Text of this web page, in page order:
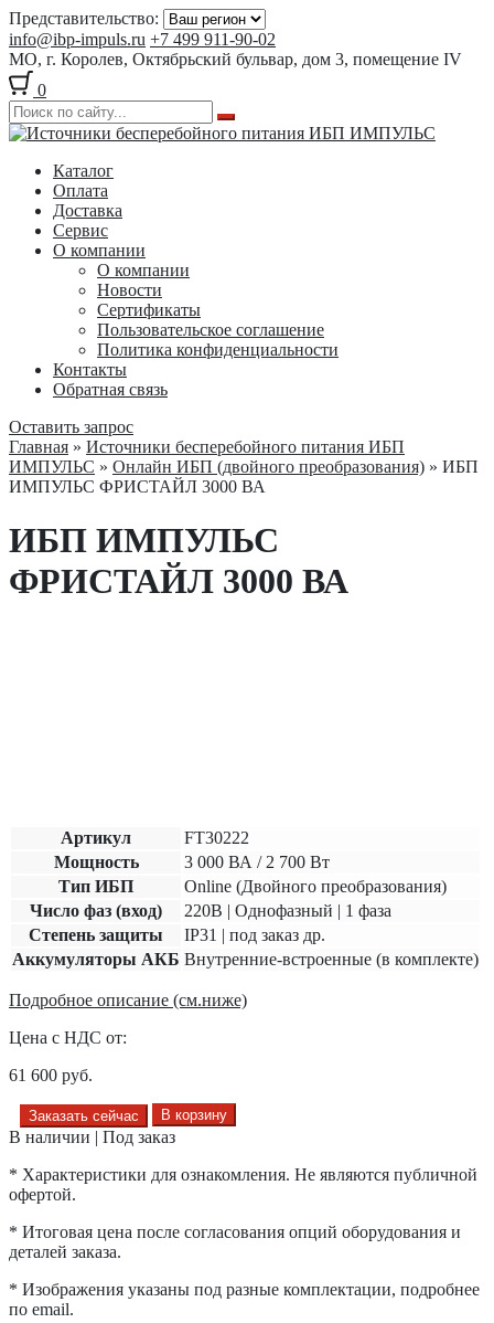
Представительство:
info@ibp-impuls.ru +7 499 911-90-02
МО, г. Королев, Октябрьский бульвар, дом 3, помещение IV
0
Перейти
навигации
Перейти
содержимому
Каталог
Оплата
Доставка
Сервис
О компании
О компании
Новости
Сертификаты
Пользовательское соглашение
Политика конфиденциальности
Контакты
Обратная связь
Оставить запрос
Главная » Источники бесперебойного питания ИБП
ИМПУЛЬС » Онлайн ИБП (двойного преобразования) » ИБП
ИМПУЛЬС ФРИСТАЙЛ 3000 ВА
ИБП ИМПУЛЬС
ФРИСТАЙЛ 3000 ВА
Артикул
FT30222
Мощность
3 000 ВА / 2 700 Вт
Тип ИБП
Online (Двойного преобразования)
Число фаз (вход)
220В | Однофазный | 1 фаза
Степень защиты
IP31 | под заказ др.
Аккумуляторы АКБ Внутренние-встроенные (в комплекте)
Подробное описание (см.ниже)
Цена с НДС от:
61 600 руб.
Заказать сейчас В корзину
В наличии | Под заказ
* Характеристики для ознакомления. Не являются публичной
офертой.
* Итоговая цена после согласования опций оборудования и
деталей заказа.
* Изображения указаны под разные комплектации, подробнее
по email.